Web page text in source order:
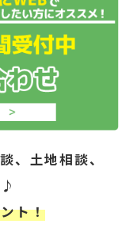
、土地相談、
ト！